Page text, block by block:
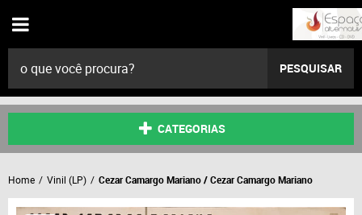
PESQUISAR
CATEGORIAS
Home Vinil (LP) Cezar Camargo Mariano / Cezar Camargo Mariano